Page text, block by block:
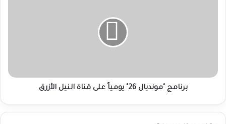
برنامج "مونديال 26" يومياً على قناة النيل الأزرق